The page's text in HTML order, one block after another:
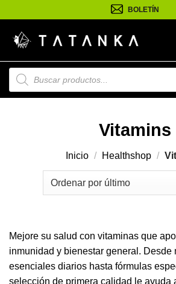
al
contenido
BOLETÍN
Búsqueda
de
productos
Vitamins
Inicio / Healthshop /
Mejore su salud con vitaminas que
inmunidad y bienestar general. Desde
esenciales diarios hasta fórmulas
selección de primera calidad le ayuda